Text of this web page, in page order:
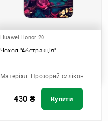
Huawei Honor 20
Чохол "Абстракція"
Матеріал: Прозорий силікон
430 ₴ Купити